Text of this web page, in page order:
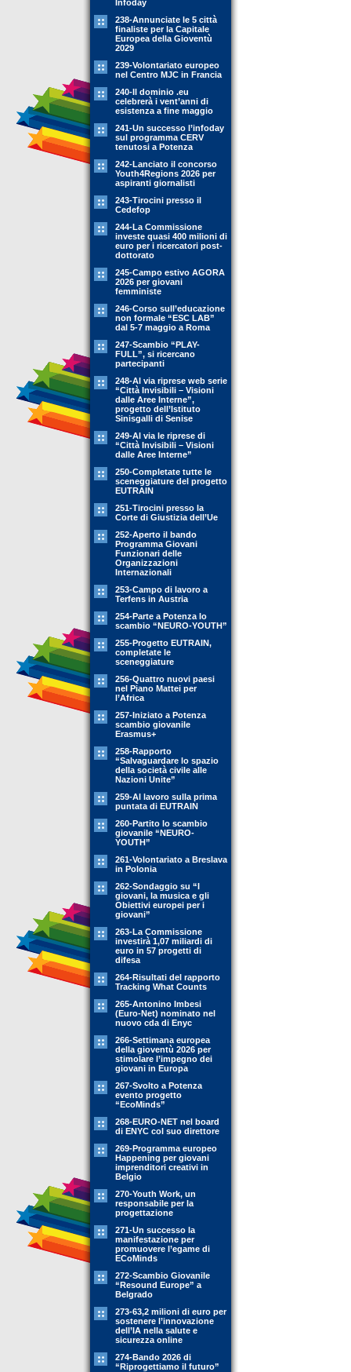
Infoday
238-Annunciate le 5 città
finaliste per la Capitale
Europea della Gioventù
2029
239-Volontariato europeo
nel Centro MJC in Francia
240-Il dominio .eu
celebrerà i vent’anni di
esistenza a fine maggio
241-Un successo l’infoday
sul programma CERV
tenutosi a Potenza
242-Lanciato il concorso
Youth4Regions 2026 per
aspiranti giornalisti
243-Tirocini presso il
Cedefop
244-La Commissione
investe quasi 400 milioni di
euro per i ricercatori post-
dottorato
245-Campo estivo AGORA
2026 per giovani
femministe
246-Corso sull’educazione
non formale “ESC LAB”
dal 5-7 maggio a Roma
247-Scambio “PLAY-
FULL”, si ricercano
partecipanti
248-Al via riprese web serie
“Città Invisibili – Visioni
dalle Aree Interne”,
progetto dell’Istituto
Sinisgalli di Senise
249-Al via le riprese di
“Città Invisibili – Visioni
dalle Aree Interne”
250-Completate tutte le
sceneggiature del progetto
EUTRAIN
251-Tirocini presso la
Corte di Giustizia dell’Ue
252-Aperto il bando
Programma Giovani
Funzionari delle
Organizzazioni
Internazionali
253-Campo di lavoro a
Terfens in Austria
254-Parte a Potenza lo
scambio “NEURO-YOUTH”
255-Progetto EUTRAIN,
completate le
sceneggiature
256-Quattro nuovi paesi
nel Piano Mattei per
l’Africa
257-Iniziato a Potenza
scambio giovanile
Erasmus+
258-Rapporto
“Salvaguardare lo spazio
della società civile alle
Nazioni Unite”
259-Al lavoro sulla prima
puntata di EUTRAIN
260-Partito lo scambio
giovanile “NEURO-
YOUTH”
261-Volontariato a Breslava
in Polonia
262-Sondaggio su “I
giovani, la musica e gli
Obiettivi europei per i
giovani”
263-La Commissione
investirà 1,07 miliardi di
euro in 57 progetti di
difesa
264-Risultati del rapporto
Tracking What Counts
265-Antonino Imbesi
(Euro-Net) nominato nel
nuovo cda di Enyc
266-Settimana europea
della gioventù 2026 per
stimolare l’impegno dei
giovani in Europa
267-Svolto a Potenza
evento progetto
“EcoMinds”
268-EURO-NET nel board
di ENYC col suo direttore
269-Programma europeo
Happening per giovani
imprenditori creativi in
Belgio
270-Youth Work, un
responsabile per la
progettazione
271-Un successo la
manifestazione per
promuovere l’egame di
ECoMinds
272-Scambio Giovanile
“Resound Europe” a
Belgrado
273-63,2 milioni di euro per
sostenere l’innovazione
dell’IA nella salute e
sicurezza online
274-Bando 2026 di
“Riprogettiamo il futuro”